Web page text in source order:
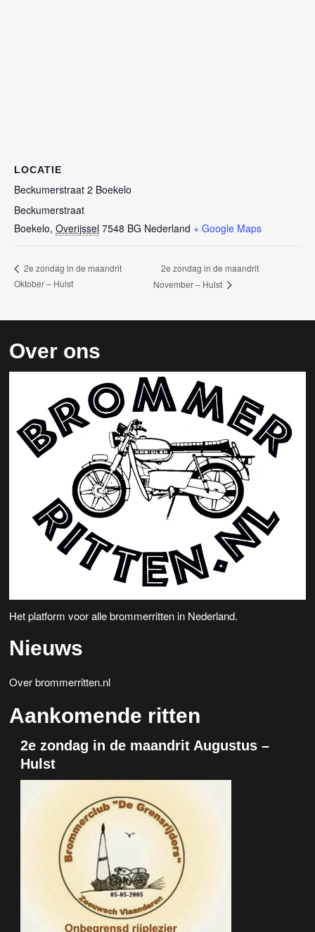
LOCATIE
Beckumerstraat 2 Boekelo
Beckumerstraat
Boekelo, Overijssel 7548 BG Nederland + Google Maps
2e zondag in de maandrit
Oktober – Hulst
2e zondag in de maandrit
November – Hulst
Over ons
Het platform voor alle brommerritten in Nederland.
Nieuws
Over brommerritten.nl
Aankomende ritten
2e zondag in de maandrit Augustus –
Hulst